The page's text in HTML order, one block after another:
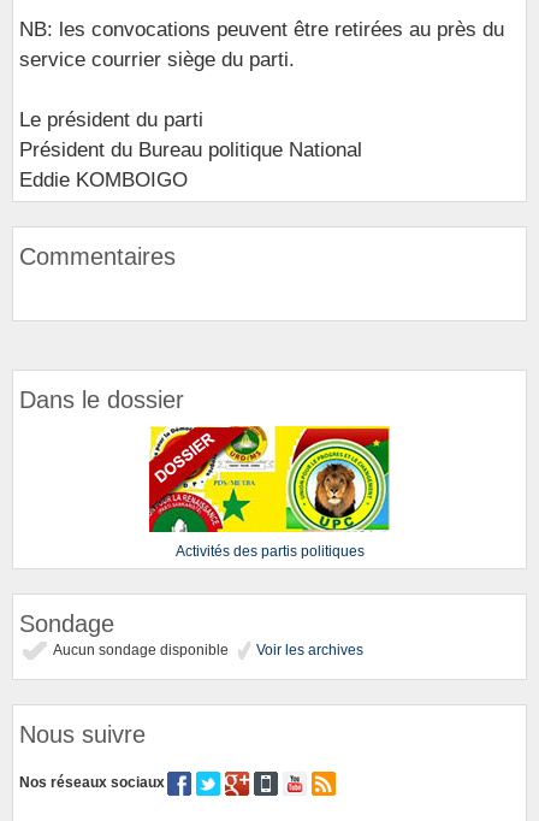
NB: les convocations peuvent être retirées au près du
service courrier siège du parti.
Le président du parti
Président du Bureau politique National
Eddie KOMBOIGO
Commentaires
Dans le dossier
Activités des partis politiques
Sondage
Aucun sondage disponible Voir les archives
Nous suivre
Nos réseaux sociaux